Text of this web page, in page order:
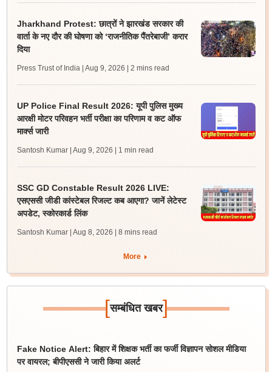
Jharkhand Protest: छात्रों ने झारखंड सरकार की
वार्ता के नए दौर की घोषणा को ‘राजनीतिक पैंतरेबाजी’ करार
दिया
Press Trust of India | Aug 9, 2026 | 2 mins read
UP Police Final Result 2026: यूपी पुलिस मुख्य
आरक्षी मोटर परिवहन भर्ती परीक्षा का परिणाम व कट ऑफ
मार्क्स जारी
Santosh Kumar | Aug 9, 2026 | 1 min read
SSC GD Constable Result 2026 LIVE:
एसएससी जीडी कांस्टेबल रिजल्ट कब आएगा? जानें लेटेस्ट
अपडेट, स्कोरकार्ड लिंक
Santosh Kumar | Aug 8, 2026 | 8 mins read
More
[सम्बंधित खबर]
Fake Notice Alert: बिहार में शिक्षक भर्ती का फर्जी विज्ञापन सोशल मीडिया
पर वायरल; बीपीएससी ने जारी किया अलर्ट